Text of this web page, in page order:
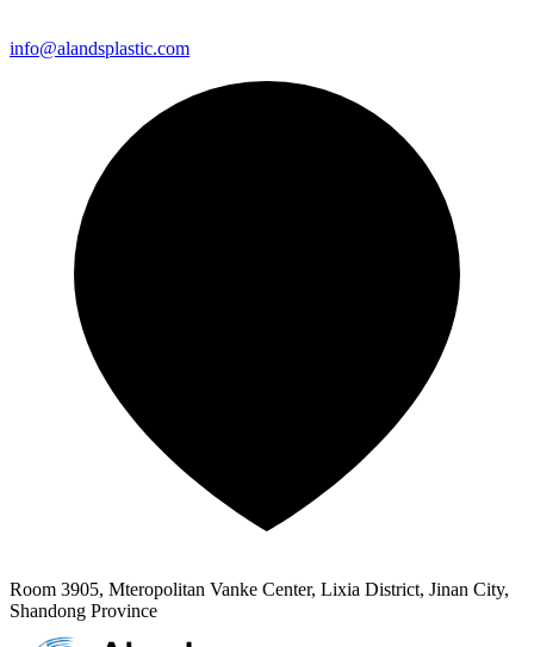
info@alandsplastic.com
Room 3905, Mteropolitan Vanke Center, Lixia District, Jinan City,
Shandong Province